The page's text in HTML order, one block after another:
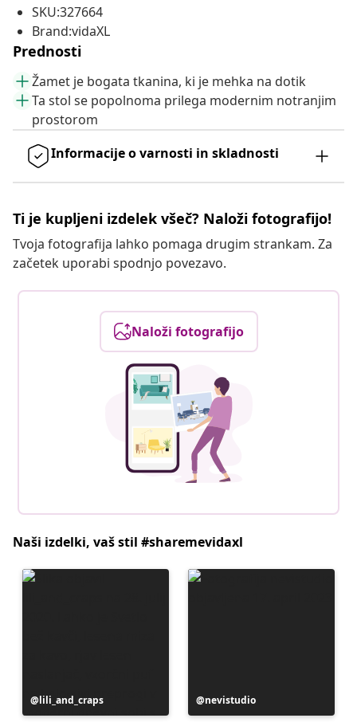
SKU:327664
Brand:vidaXL
Prednosti
Žamet je bogata tkanina, ki je mehka na dotik
Ta stol se popolnoma prilega modernim notranjim
prostorom
Informacije o varnosti in skladnosti
Ti je kupljeni izdelek všeč? Naloži fotografijo!
Tvoja fotografija lahko pomaga drugim strankam. Za
začetek uporabi spodnjo povezavo.
Naloži fotografijo
Naši izdelki, vaš stil #sharemevidaxl
Objavo
je
lili_and_craps
Objavo
je
nevistudio